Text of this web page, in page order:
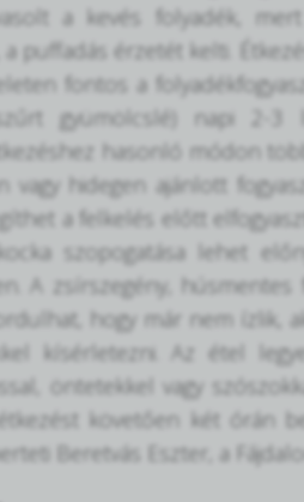
a kevés folyadék,
puffadás érzetét kelti.
fontos a
gyümölcslé) napi 2-3
hasonló módon
vagy hidegen ajánlott
a felkelés előtt
szopogatása lehet
A zsírszegény,
hogy már nem ízlik,
kísérletezni. Az étel
öntetekkel vagy
követően két órán
Beretvás Eszter, a